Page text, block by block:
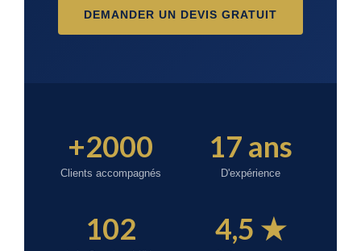
DEMANDER UN DEVIS GRATUIT
+2000
Clients accompagnés
17 ans
D'expérience
102 4,5 ★